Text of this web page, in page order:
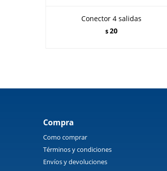
Conector 4 salidas
$ 20
Compra
Como comprar
Términos y condiciones
Envíos y devoluciones